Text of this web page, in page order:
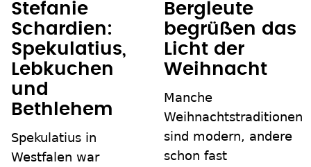
Stefanie
Schardien:
Spekulatius,
Lebkuchen
und
Bethlehem
Spekulatius in
Westfalen war
Bergleute
begrüßen das
Licht der
Weihnacht
Manche
Weihnachtstraditionen
sind modern, andere
schon fast